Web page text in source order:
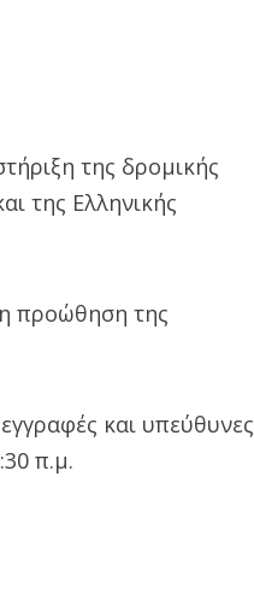
της δρομικής
της Ελληνικής
προώθηση της
και υπεύθυνες
π.μ.